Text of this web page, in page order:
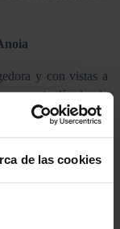
de las cookies
y con vistas a
gran jardín donde
de lo más amplio!
ronda de la Costa
o salir en